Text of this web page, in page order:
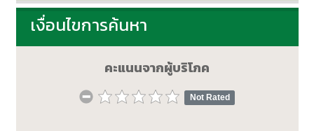
เงื่อนไขการค้นหา
คะแนนจากผู้บริโภค
Not Rated